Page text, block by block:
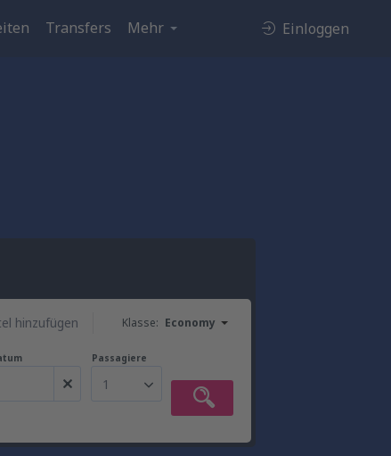
Transfers Mehr Einloggen
Klasse: Economy
hinzufügen
Passagiere
1